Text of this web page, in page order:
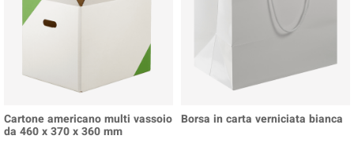
Cartone americano multi vassoio
da 460 x 370 x 360 mm
Borsa in carta verniciata bianca